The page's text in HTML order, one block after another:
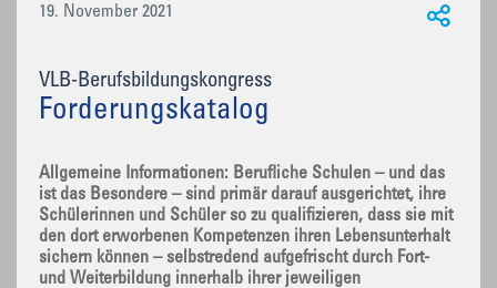
19. November 2021
VLB-Berufsbildungskongress
Forderungskatalog
Allgemeine Informationen: Berufliche Schulen – und das
ist das Besondere – sind primär darauf ausgerichtet, ihre
Schülerinnen und Schüler so zu qualifizieren, dass sie mit
den dort erworbenen Kompetenzen ihren Lebensunterhalt
sichern können – selbstredend aufgefrischt durch Fort-
und Weiterbildung innerhalb ihrer jeweiligen